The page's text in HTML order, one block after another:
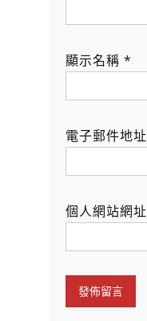
顯示名稱 *
電子郵件地址
個人網站網址